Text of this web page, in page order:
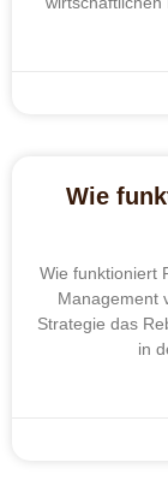
Wie
Wie funktioniert
Management
Strategie das
in